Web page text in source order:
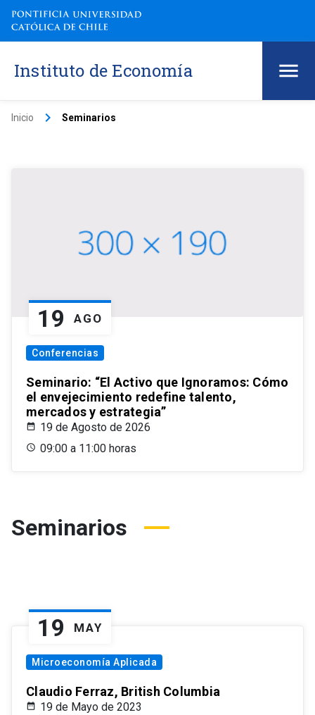
Instituto de Economía
Inicio keyboard_arrow_right Seminarios
19 AGO
Conferencias
Seminario: “El Activo que Ignoramos: Cómo
el envejecimiento redefine talento,
mercados y estrategia”
19 de Agosto de 2026
09:00 a 11:00 horas
Seminarios
19 MAY
Microeconomía Aplicada
Claudio Ferraz, British Columbia
19 de Mayo de 2023